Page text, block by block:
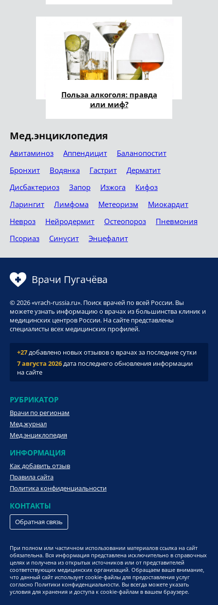
Польза алкоголя: правда
или миф?
Мед.энциклопедия
Авитаминоз Аппендицит
Баланопостит
Бронхит
Водянка Гастрит
Дерматит
Дисбактериоз
Запор Изжога
Кифоз
Ларингит
Лимфома Метеоризм
Миокардит
Невроз
Нейродермит Остеопороз
Пневмония
Псориаз
Синусит Энцефалит
Врачи Пугачёва
© 2026 «vrach-russia.ru». Поиск врачей по всей России. Вы
можете узнать информацию о врачах из большинства клиник и
медицинских центров России. На сайте представлены
специалисты всех медицинских профилей.
+27добавлено новых отзывов о врачах за последние сутки
7 августа 2026дата последнего обновления информации
на сайте
РУБРИКАТОР
Врачи по регионам
Мед.журнал
Мед.энциклопедия
ИНФОРМАЦИЯ
Как добавить отзыв
Правила сайта
Политика конфиденциальности
КОНТАКТЫ
Обратная связь
При полном или частичном использовании материалов ссылка на сайт
обязательна. Вся информация представлена исключительно в справочных
целях и получена из открытых источников или от представителей
соответствующих медицинских организаций. Обращаем ваше внимание,
что данный сайт использует cookie-файлы для предоставления услуг
согласно Политики конфиденциальности. Вы всегда можете указать
условия для хранения и доступа к cookie-файлам в вашем браузере.